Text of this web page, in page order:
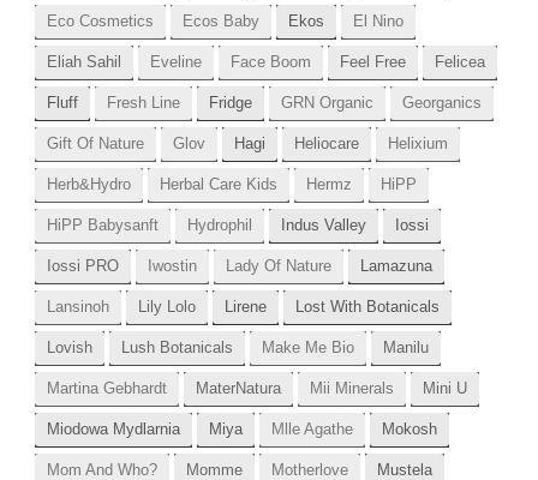
Eco Cosmetics Ecos Baby Ekos El Nino
Eliah Sahil Eveline Face Boom Feel Free Felicea
Fluff Fresh Line Fridge GRN Organic Georganics
Gift Of Nature Glov Hagi Heliocare Helixium
Herb&Hydro Herbal Care Kids Hermz HiPP
HiPP Babysanft Hydrophil Indus Valley Iossi
Iossi PRO Iwostin Lady Of Nature Lamazuna
Lansinoh Lily Lolo Lirene Lost With Botanicals
Lovish Lush Botanicals Make Me Bio Manilu
Martina Gebhardt MaterNatura Mii Minerals Mini U
Miodowa Mydlarnia Miya Mlle Agathe Mokosh
Mom And Who? Momme Motherlove Mustela